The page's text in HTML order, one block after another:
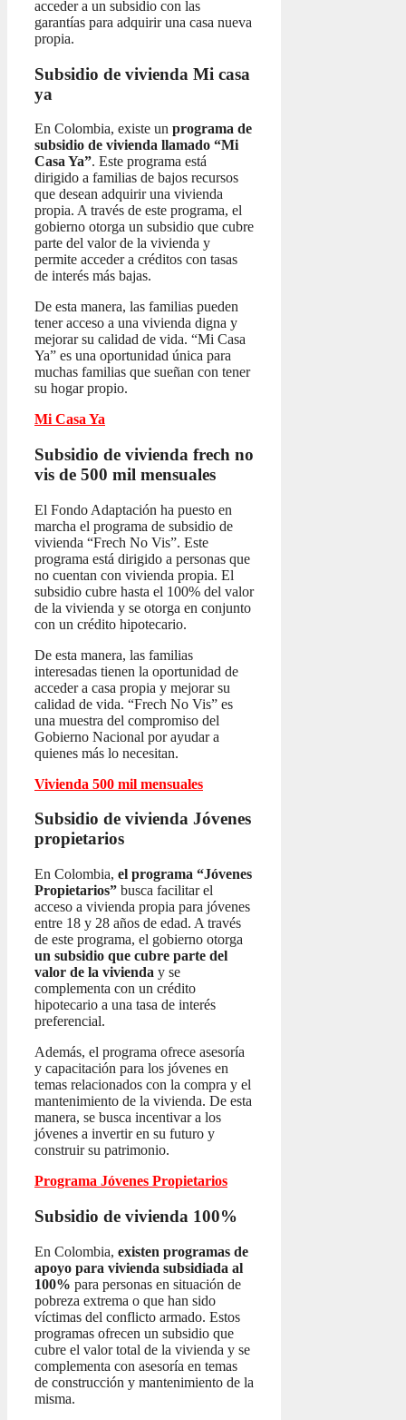
acceder a un subsidio con las
garantías para adquirir una casa nueva
propia.
Subsidio de vivienda Mi casa
ya
En Colombia, existe un programa de
subsidio de vivienda llamado “Mi
Casa Ya”. Este programa está
dirigido a familias de bajos recursos
que desean adquirir una vivienda
propia. A través de este programa, el
gobierno otorga un subsidio que cubre
parte del valor de la vivienda y
permite acceder a créditos con tasas
de interés más bajas.
De esta manera, las familias pueden
tener acceso a una vivienda digna y
mejorar su calidad de vida. “Mi Casa
Ya” es una oportunidad única para
muchas familias que sueñan con tener
su hogar propio.
Mi Casa Ya
Subsidio de vivienda frech no
vis de 500 mil mensuales
El Fondo Adaptación ha puesto en
marcha el programa de subsidio de
vivienda “Frech No Vis”. Este
programa está dirigido a personas que
no cuentan con vivienda propia. El
subsidio cubre hasta el 100% del valor
de la vivienda y se otorga en conjunto
con un crédito hipotecario.
De esta manera, las familias
interesadas tienen la oportunidad de
acceder a casa propia y mejorar su
calidad de vida. “Frech No Vis” es
una muestra del compromiso del
Gobierno Nacional por ayudar a
quienes más lo necesitan.
Vivienda 500 mil mensuales
Subsidio de vivienda Jóvenes
propietarios
En Colombia, el programa “Jóvenes
Propietarios” busca facilitar el
acceso a vivienda propia para jóvenes
entre 18 y 28 años de edad. A través
de este programa, el gobierno otorga
un subsidio que cubre parte del
valor de la vivienda y se
complementa con un crédito
hipotecario a una tasa de interés
preferencial.
Además, el programa ofrece asesoría
y capacitación para los jóvenes en
temas relacionados con la compra y el
mantenimiento de la vivienda. De esta
manera, se busca incentivar a los
jóvenes a invertir en su futuro y
construir su patrimonio.
Programa Jóvenes Propietarios
Subsidio de vivienda 100%
En Colombia, existen programas de
apoyo para vivienda subsidiada al
100% para personas en situación de
pobreza extrema o que han sido
víctimas del conflicto armado. Estos
programas ofrecen un subsidio que
cubre el valor total de la vivienda y se
complementa con asesoría en temas
de construcción y mantenimiento de la
misma.